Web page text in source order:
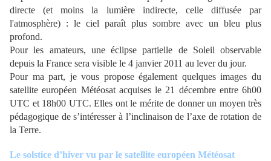
directe (et moins la lumière indirecte, celle diffusée par
l'atmosphère) : le ciel paraît plus sombre avec un bleu plus
profond.
Pour les amateurs, une éclipse partielle de Soleil observable
depuis la France sera visible le 4 janvier 2011 au lever du jour.
Pour ma part, je vous propose également quelques images du
satellite européen Météosat acquises le 21 décembre entre 6h00
UTC et 18h00 UTC. Elles ont le mérite de donner un moyen très
pédagogique de s’intéresser à l’inclinaison de l’axe de rotation de
la Terre.
Le solstice d’hiver vu par le satellite européen Météosat